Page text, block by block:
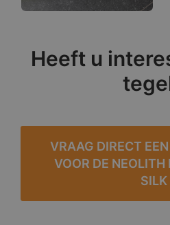
Heeft u
VRAAG DIRECT
VOOR DE NEOLITH
SILK